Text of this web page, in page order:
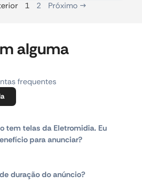
1 2 Próximo →
alguma
frequentes
tem telas da Eletromidia. Eu
para anunciar?
duração do anúncio?